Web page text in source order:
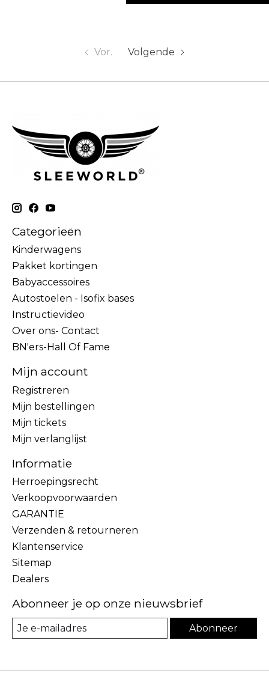
Vor. Volgende
Categorieën
Kinderwagens
Pakket kortingen
Babyaccessoires
Autostoelen - Isofix bases
Instructievideo
Over ons- Contact
BN'ers-Hall Of Fame
Mijn account
Registreren
Mijn bestellingen
Mijn tickets
Mijn verlanglijst
Informatie
Herroepingsrecht
Verkoopvoorwaarden
GARANTIE
Verzenden & retourneren
Klantenservice
Sitemap
Dealers
Abonneer je op onze nieuwsbrief
Abonneer